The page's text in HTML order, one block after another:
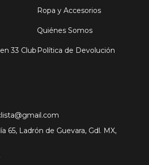
Ropa y Accesorios
Quiénes Somos
33 Club Política de Devolución
65, Ladrón de Guevara, Gdl. MX,